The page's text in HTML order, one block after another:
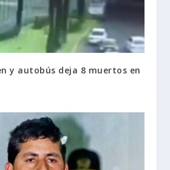
y autobús deja 8 muertos en